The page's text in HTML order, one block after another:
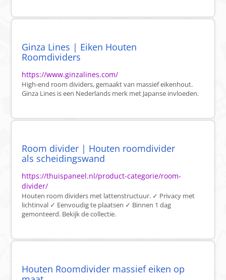
Ginza Lines | Eiken Houten
Roomdividers
https://www.ginzalines.com/
High-end room dividers, gemaakt van massief eikenhout.
Ginza Lines is een Nederlands merk met Japanse invloeden.
Room divider | Houten roomdivider
als scheidingswand
https://thuispaneel.nl/product-categorie/room-
divider/
Houten room dividers met lattenstructuur. ✓ Privacy met
lichtinval ✓ Eenvoudig te plaatsen ✓ Binnen 1 dag
gemonteerd. Bekijk de collectie.
Houten Roomdivider massief eiken op